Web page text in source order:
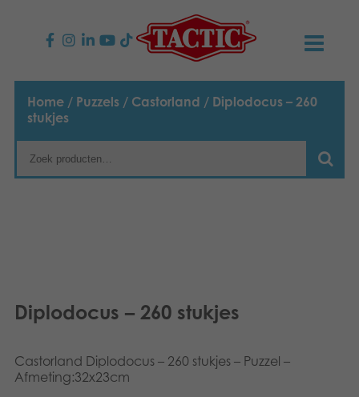
PRODUCTEN
Kinderspellen
Familiespellen
Speelgoed
NIEUWS
TACTIC
Home / Puzzels / Castorland / Diplodocus – 260
stukjes
Diplodocus – 260 stukjes
Castorland Diplodocus – 260 stukjes – Puzzel –
Afmeting:32x23cm